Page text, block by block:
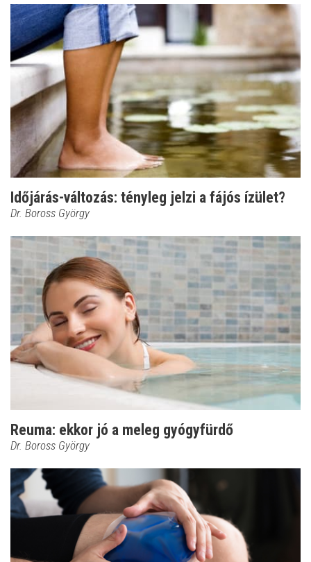
Időjárás-változás: tényleg jelzi a fájós ízület?
Dr. Boross György
Reuma: ekkor jó a meleg gyógyfürdő
Dr. Boross György